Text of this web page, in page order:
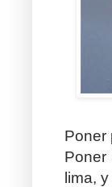
Poner
lima,